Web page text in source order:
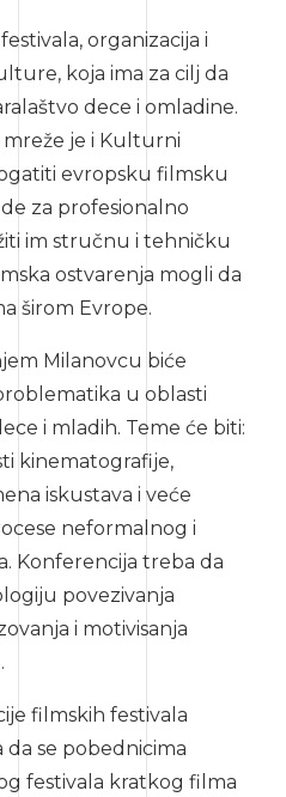
organizacija i
koja ima za cilj da
dece i omladine.
mreže je i Kulturni
evropsku filmsku
za profesionalno
im stručnu i tehničku
ostvarenja mogli da
širom Evrope.
Milanovcu biće
u oblasti
i mladih. Teme će biti:
kinematografije,
iskustava i veće
neformalnog i
Konferencija treba da
povezivanja
i motivisanja
filmskih festivala
da se pobednicima
festivala kratkog filma